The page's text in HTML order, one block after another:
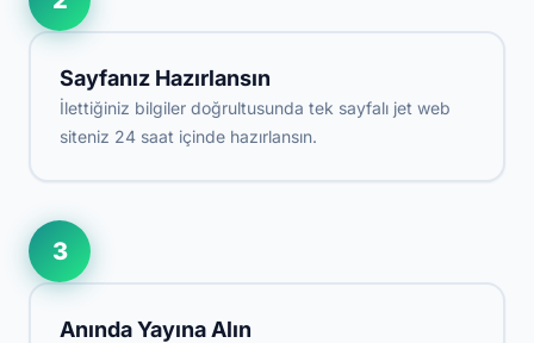
Sayfanız Hazırlansın
İlettiğiniz bilgiler doğrultusunda tek sayfalı jet web
siteniz 24 saat içinde hazırlansın.
3
Anında Yayına Alın